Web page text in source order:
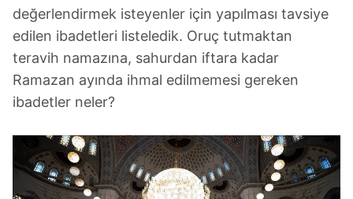
değerlendirmek isteyenler için yapılması tavsiye
edilen ibadetleri listeledik. Oruç tutmaktan
teravih namazına, sahurdan iftara kadar
Ramazan ayında ihmal edilmemesi gereken
ibadetler neler?